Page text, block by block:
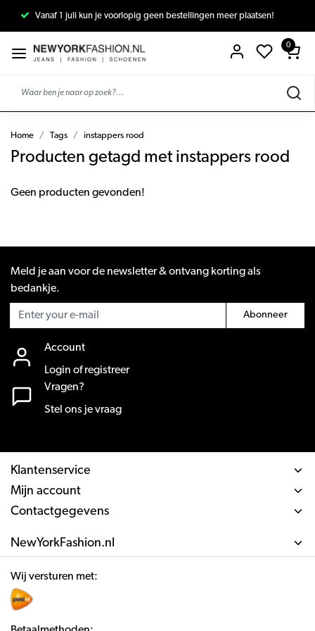
Vanaf 1 juli kun je voorlopig geen bestellingen meer plaatsen!
0
Home Tags instappers rood
Producten getagd met instappers rood
Geen producten gevonden!
Meld je aan voor de newsletter & ontvang korting als
bedankje.
Abonneer
Account
Login of registreer
Vragen?
Stel ons je vraag
Klantenservice
Mijn account
Contactgegevens
NewYorkFashion.nl
Wij versturen met: